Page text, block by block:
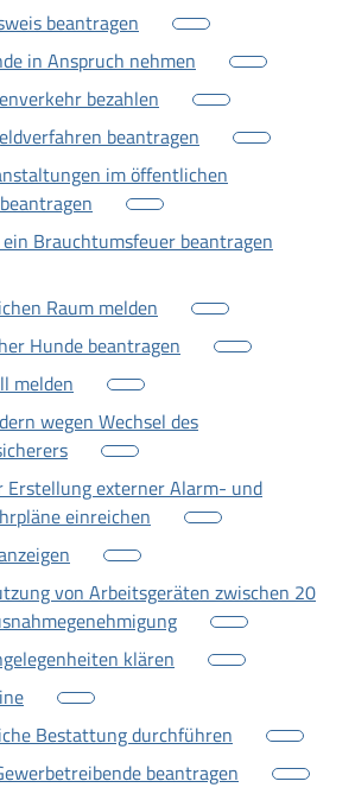
beantragen
in Anspruch nehmen
bezahlen
beantragen
im öffentlichen
Brauchtumsfeuer beantragen
Raum melden
Hunde beantragen
melden
wegen Wechsel des
Erstellung externer Alarm- und
einreichen
von Arbeitsgeräten zwischen 20
klären
Bestattung durchführen
beantragen